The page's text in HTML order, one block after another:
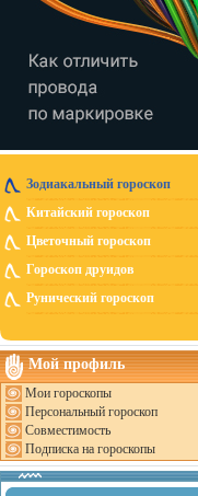
Зодиакальный гороскоп
Китайский гороскоп
Цветочный гороскоп
Гороскоп друидов
Рунический гороскоп
Мой профиль
Мои гороскопы
Персональный гороскоп
Совместимость
Подписка на гороскопы